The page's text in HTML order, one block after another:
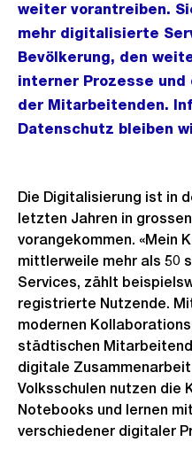
weiter vorantreiben.
mehr digitalisierte
Bevölkerung, den
interner Prozesse
der Mitarbeitenden.
Datenschutz bleiben
Die Digitalisierung ist in
letzten Jahren in
vorangekommen. «Mein
mittlerweile mehr als 50
Services, zählt
registrierte Nutzende.
modernen
städtischen
digitale
Volksschulen nutzen die
Notebooks und lernen
verschiedener digitaler